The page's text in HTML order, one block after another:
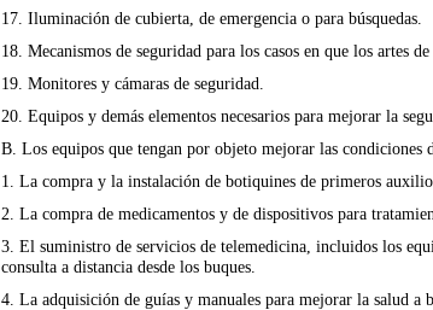
17. Iluminación de cubierta, de emergencia o para búsquedas.
18. Mecanismos de seguridad para los casos en que los artes de
19. Monitores y cámaras de seguridad.
20. Equipos y demás elementos necesarios para mejorar la
B. Los equipos que tengan por objeto mejorar las condiciones
1. La compra y la instalación de botiquines de primeros
2. La compra de medicamentos y de dispositivos para
3. El suministro de servicios de telemedicina, incluidos los
consulta a distancia desde los buques.
4. La adquisición de guías y manuales para mejorar la salud a